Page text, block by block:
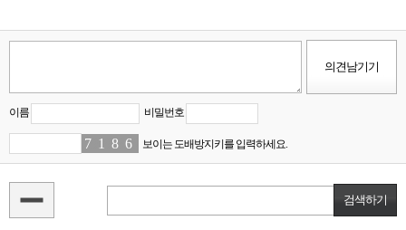
이름 비밀번호
79 1 83 66 보이는 도배방지키를 입력하세요.